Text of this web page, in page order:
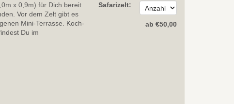
x 0,9m) für Dich bereit.
Vor dem Zelt gibt es
Mini-Terrasse. Koch-
Du im
Safarizelt:
ab €50,00